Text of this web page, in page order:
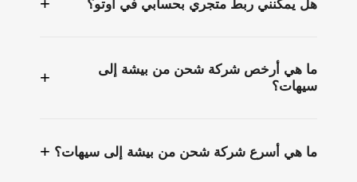
هل يمكنني ربط متجري بحسابي في أوتو؟
ما هي أرخص شركة شحن من بيشة إلى
سيهات؟
+
ما هي أسرع شركة شحن من بيشة إلى سيهات؟ +